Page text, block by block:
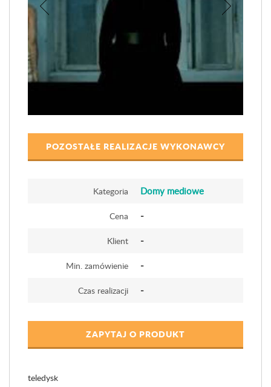
POZOSTAŁE REALIZACJE WYKONAWCY
Kategoria Domy mediowe
Cena -
Klient -
Min. zamówienie -
Czas realizacji -
ZAPYTAJ O PRODUKT
teledysk